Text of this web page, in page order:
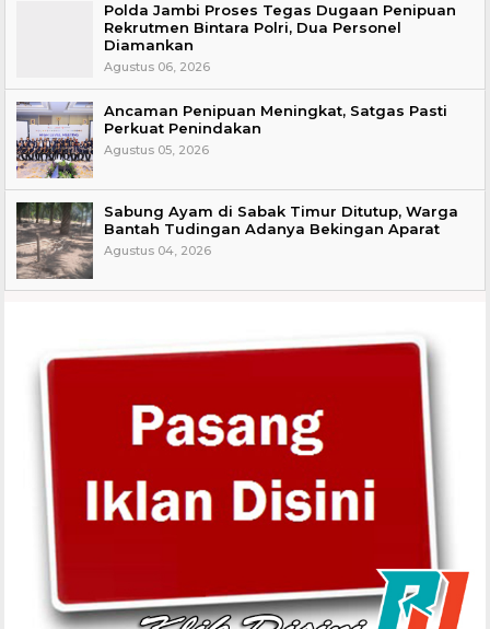
Polda Jambi Proses Tegas Dugaan Penipuan
Rekrutmen Bintara Polri, Dua Personel
Diamankan
Agustus 06, 2026
Ancaman Penipuan Meningkat, Satgas Pasti
Perkuat Penindakan
Agustus 05, 2026
Sabung Ayam di Sabak Timur Ditutup, Warga
Bantah Tudingan Adanya Bekingan Aparat
Agustus 04, 2026